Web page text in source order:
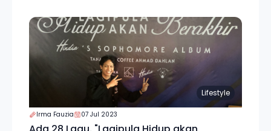
Lifestyle
Irma Fauzia 07 Jul 2023